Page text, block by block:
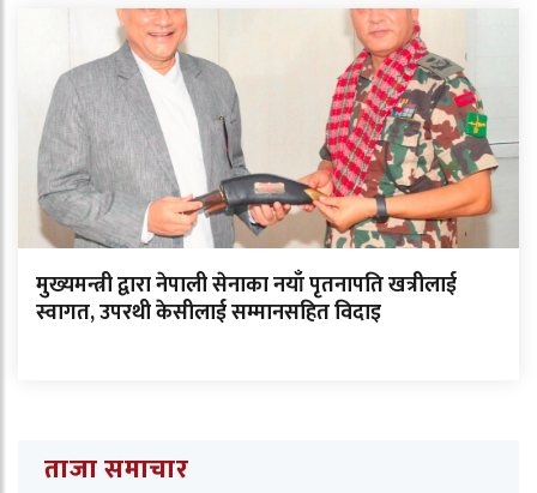
मुख्यमन्त्री द्वारा नेपाली सेनाका नयाँ पृतनापति खत्रीलाई
स्वागत, उपरथी केसीलाई सम्मानसहित विदाइ
ताजा समाचार